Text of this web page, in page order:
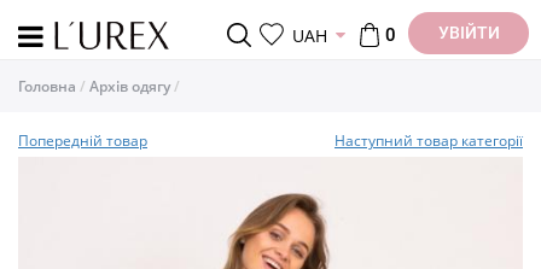
UAH 0 УВІЙТИ
Головна Архів одягу
Попередній товар Наступний товар категорії